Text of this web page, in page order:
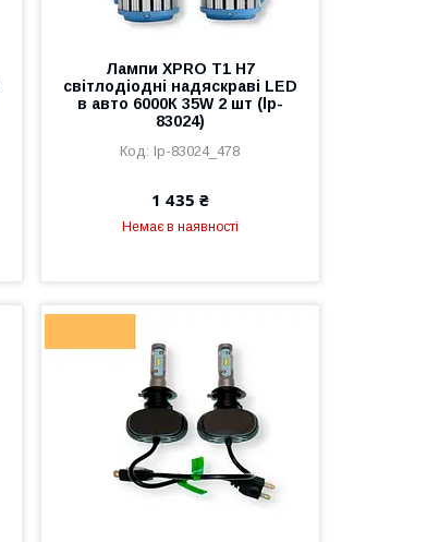
Лампи XPRO T1 H7
світлодіодні надяскраві LED
в авто 6000К 35W 2 шт (lp-
83024)
lp-83024_478
1 435 ₴
Немає в наявності